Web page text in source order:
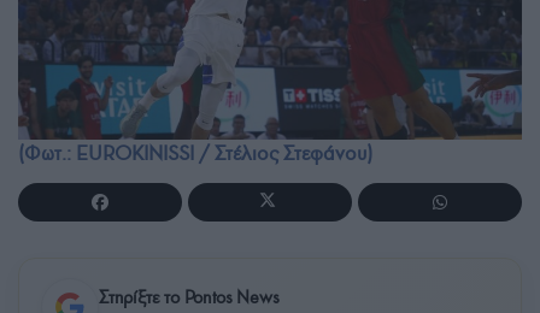
(Φωτ.: EUROKINISSI / Στέλιος Στεφάνου)
Στηρίξτε το Pontos News